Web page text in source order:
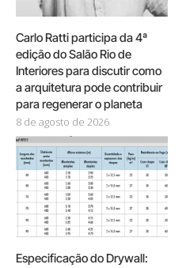
Carlo Ratti participa da 4ª
edição do Salão Rio de
Interiores para discutir como
a arquitetura pode contribuir
para regenerar o planeta
8 de agosto de 2026
Especificação do Drywall: